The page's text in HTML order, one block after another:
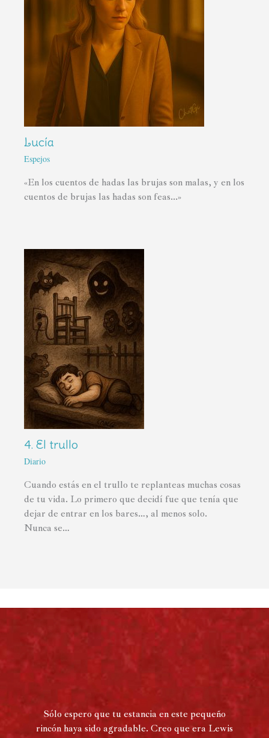
Lucía
Espejos
«En los cuentos de hadas las brujas son malas, y en los
cuentos de brujas las hadas son feas...»
4. El trullo
Diario
Cuando estás en el trullo te replanteas muchas cosas
de tu vida. Lo primero que decidí fue que tenía que
dejar de entrar en los bares…, al menos solo.
Nunca se…
Sólo espero que tu estancia en este pequeño
rincón haya sido agradable. Creo que era Lewis